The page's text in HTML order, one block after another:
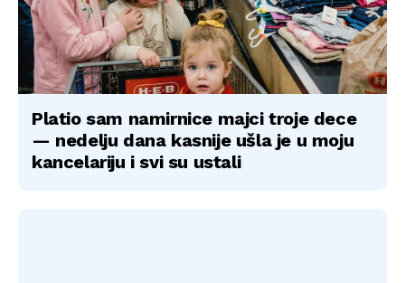
Platio sam namirnice majci troje dece
— nedelju dana kasnije ušla je u moju
kancelariju i svi su ustali